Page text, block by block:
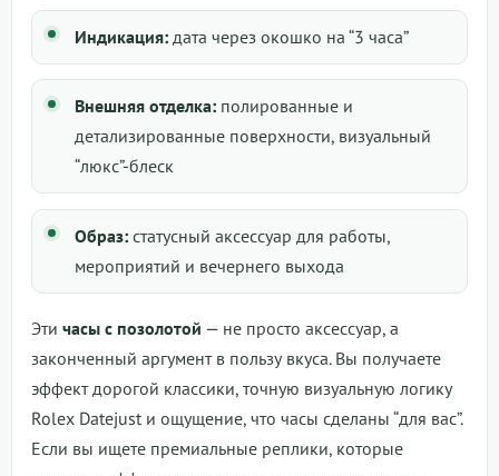
Индикация: дата через окошко на “3 часа”
Внешняя отделка: полированные и
детализированные поверхности, визуальный
“люкс”-блеск
Образ: статусный аксессуар для работы,
мероприятий и вечернего выхода
Эти часы с позолотой — не просто аксессуар, а
законченный аргумент в пользу вкуса. Вы получаете
эффект дорогой классики, точную визуальную логику
Rolex Datejust и ощущение, что часы сделаны “для вас”.
Если вы ищете премиальные реплики, которые